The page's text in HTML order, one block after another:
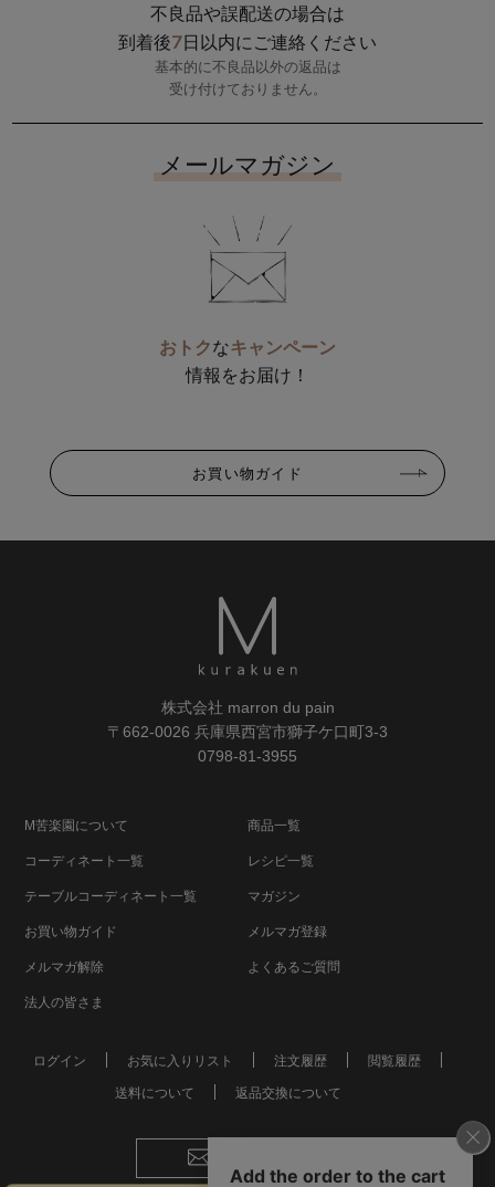
不良品や誤配送の場合は
到着後7日以内にご連絡ください
基本的に不良品以外の返品は
受け付けておりません。
メールマガジン
おトクなキャンペーン
情報をお届け！
お買い物ガイド
株式会社 marron du pain
〒662-0026 兵庫県西宮市獅子ケ口町3-3
0798-81-3955
M苦楽園について 商品一覧
コーディネート一覧 レシピ一覧
テーブルコーディネート一覧 マガジン
お買い物ガイド メルマガ登録
メルマガ解除 よくあるご質問
法人の皆さま
ログイン お気に入りリスト 注文履歴 閲覧履歴
送料について 返品交換について